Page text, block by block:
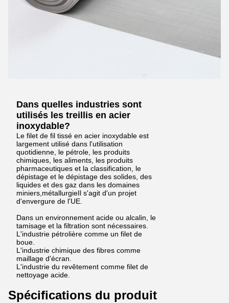
Dans quelles industries sont
utilisés les treillis en acier
inoxydable?
Le filet de fil tissé en acier inoxydable est
largement utilisé dans l'utilisation
quotidienne, le pétrole, les produits
chimiques, les aliments, les produits
pharmaceutiques et la classification, le
dépistage et le dépistage des solides, des
liquides et des gaz dans les domaines
miniers,métallurgieIl s'agit d'un projet
d'envergure de l'UE.
Dans un environnement acide ou alcalin, le
tamisage et la filtration sont nécessaires.
L'industrie pétrolière comme un filet de
boue.
L'industrie chimique des fibres comme
maillage d'écran.
L'industrie du revêtement comme filet de
nettoyage acide.
Spécifications du produit